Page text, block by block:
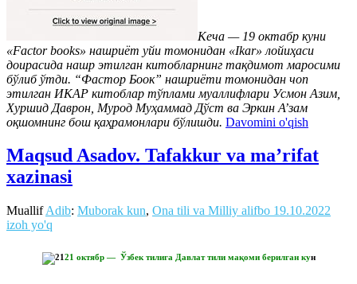
Кеча — 19 октабр куни
«Factor books» нашриёт уйи томонидан «Ikar» лойиҳаси
доирасида нашр этилган китобларнинг тақдимот маросими
бўлиб ўтди. “Фаcтор Боок” нашриёти томонидан чоп
этилган ИКАР китоблар тўплами муаллифлари Усмон Азим,
Хуршид Даврон, Мурод Муҳаммад Дўст ва Эркин А’зам
оқшомнинг бош қаҳрамонлари бўлишди. Davomini o'qish
Maqsud Asadov. Tafakkur va ma’rifat
xazinasi
MuallifAdib: Muborak kun, Ona tili va Milliy alifbo 19.10.2022
izoh yo'q
21 октябр — Ўзбек тилига Давлат тили мақоми берилган кун